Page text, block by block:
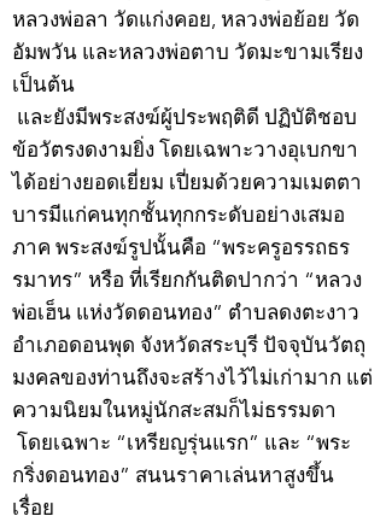
หลวงพ่อลา วัดแก่งคอย, หลวงพ่อย้อย วัด
อัมพวัน และหลวงพ่อตาบ วัดมะขามเรียง
เป็นต้น
และยังมีพระสงฆ์ผู้ประพฤติดี ปฏิบัติชอบ
ข้อวัตรงดงามยิ่ง โดยเฉพาะวางอุเบกขา
ได้อย่างยอดเยี่ยม เปี่ยมด้วยความเมตตา
บารมีแก่คนทุกชั้นทุกกระดับอย่างเสมอ
ภาค พระสงฆ์รูปนั้นคือ “พระครูอรรถธร
รมาทร” หรือ ที่เรียกกันติดปากว่า “หลวง
พ่อเฮ็น แห่งวัดดอนทอง” ตำบลดงตะงาว
อำเภอดอนพุด จังหวัดสระบุรี ปัจจุบันวัตถุ
มงคลของท่านถึงจะสร้างไว้ไม่เก่ามาก แต่
ความนิยมในหมู่นักสะสมก็ไม่ธรรมดา
โดยเฉพาะ “เหรียญรุ่นแรก” และ “พระ
กริ่งดอนทอง” สนนราคาเล่นหาสูงขึ้น
เรื่อย